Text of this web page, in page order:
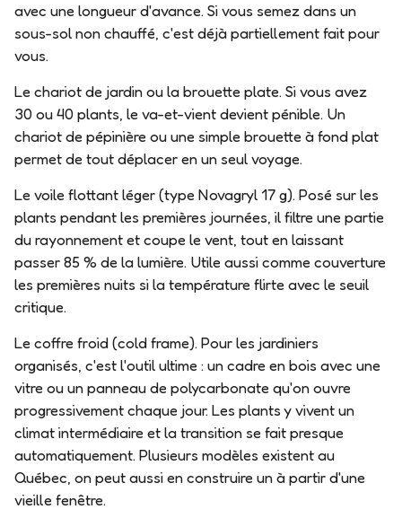
avec une longueur d'avance. Si vous semez dans un
sous-sol non chauffé, c'est déjà partiellement fait pour
vous.
Le chariot de jardin ou la brouette plate. Si vous avez
30 ou 40 plants, le va-et-vient devient pénible. Un
chariot de pépinière ou une simple brouette à fond plat
permet de tout déplacer en un seul voyage.
Le voile flottant léger (type Novagryl 17 g). Posé sur les
plants pendant les premières journées, il filtre une partie
du rayonnement et coupe le vent, tout en laissant
passer 85 % de la lumière. Utile aussi comme couverture
les premières nuits si la température flirte avec le seuil
critique.
Le coffre froid (cold frame). Pour les jardiniers
organisés, c'est l'outil ultime : un cadre en bois avec une
vitre ou un panneau de polycarbonate qu'on ouvre
progressivement chaque jour. Les plants y vivent un
climat intermédiaire et la transition se fait presque
automatiquement. Plusieurs modèles existent au
Québec, on peut aussi en construire un à partir d'une
vieille fenêtre.